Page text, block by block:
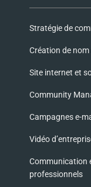
Stratégie de
Création de nom
Site internet et
Community
Campagnes e-
Vidéo
Communication
professionnels